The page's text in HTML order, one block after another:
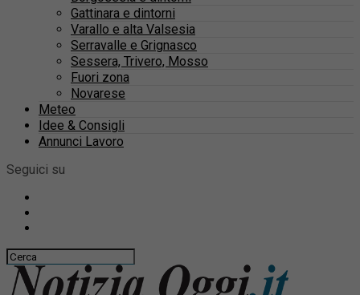
Gattinara e dintorni
Varallo e alta Valsesia
Serravalle e Grignasco
Sessera, Trivero, Mosso
Fuori zona
Novarese
Meteo
Idee & Consigli
Annunci Lavoro
Seguici su